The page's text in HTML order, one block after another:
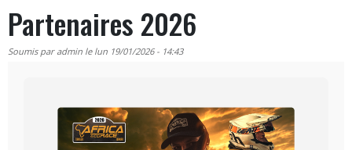
Partenaires 2026
Soumis par adminle lun 19/01/2026 - 14:43